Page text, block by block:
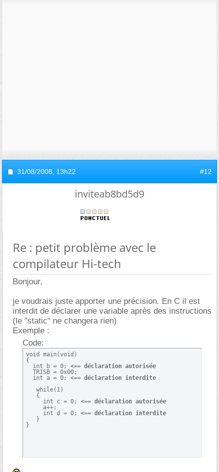
31/08/2008, 13h22 #12
inviteab8bd5d9
Re : petit problème avec le
compilateur Hi-tech
Bonjour,
je voudrais juste apporter une précision. En C il est
interdit de déclarer une variable après des instructions
(le "static" ne changera rien)
Exemple :
Code:
void main(void)
{
  int b = 0;
<== déclaration autorisée
  TRISB = 0x00;
  int a = 0;
<== déclaration interdite
   while(1)
   {
     int c = 0;
<== déclaration autorisée
     a++;
     int d = 0;
<== déclaration interdite
   }
}